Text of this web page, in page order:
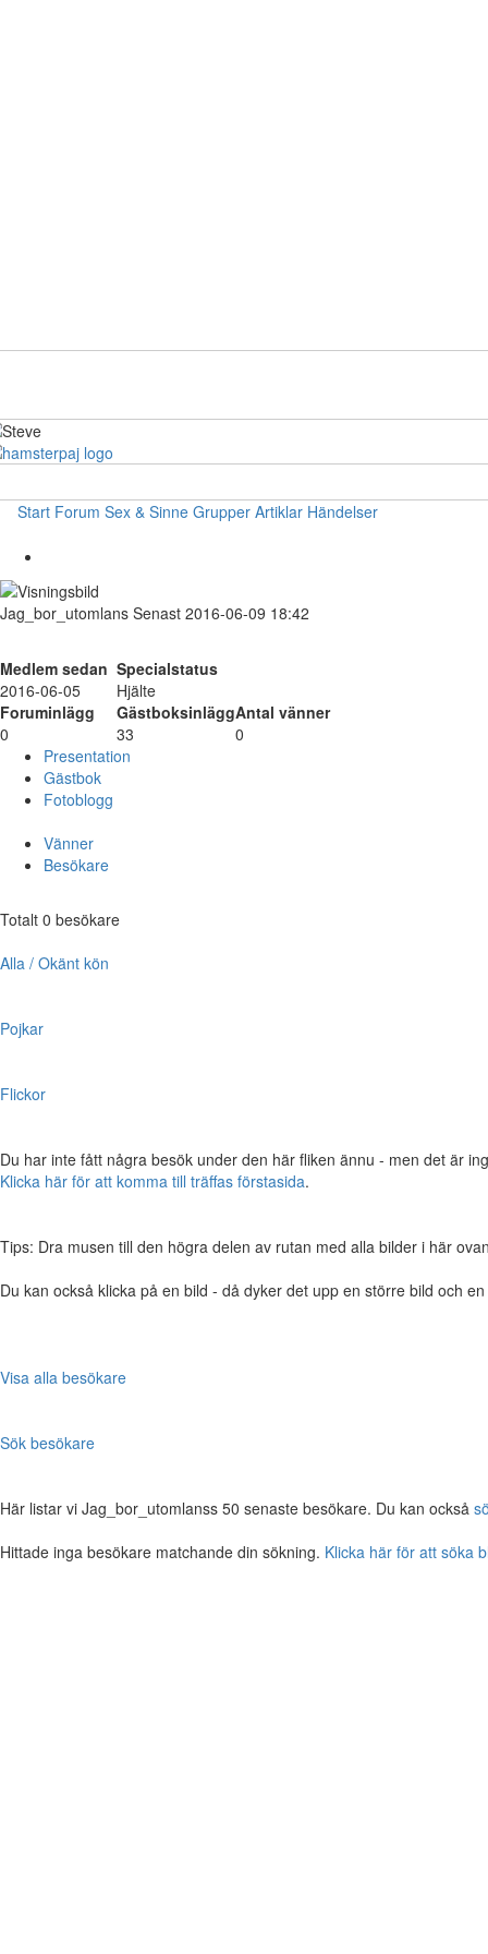
Start Forum Sex & Sinne Grupper Artiklar Händelser
Jag_bor_utomlans Senast 2016-06-09 18:42
Medlem sedan Specialstatus
2016-06-05
Hjälte
Foruminlägg
GästboksinläggAntal vänner
0
33
0
Presentation
Gästbok
Fotoblogg
Vänner
Besökare
Totalt 0 besökare
Alla / Okänt kön
Pojkar
Flickor
Du har inte fått några besök under den här fliken ännu - men det är
Klicka här för att komma till träffas förstasida.
Tips: Dra musen till den högra delen av rutan med alla bilder i här
Du kan också klicka på en bild - då dyker det upp en större bild och
Visa alla besökare
Sök besökare
Här listar vi Jag_bor_utomlanss 50 senaste besökare. Du kan också
Hittade inga besökare matchande din sökning. Klicka här för att söka